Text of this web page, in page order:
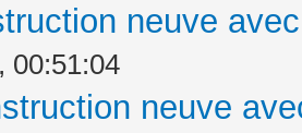
neuve
00:51:04
neuve